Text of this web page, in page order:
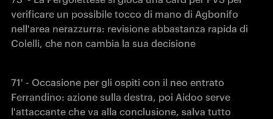
verificare un possibile tocco di mano di Agbonifo
nell'area nerazzurra: revisione abbastanza rapida di
Colelli, che non cambia la sua decisione
71' - Occasione per gli ospiti con il neo entrato
Ferrandino: azione sulla destra, poi Aidoo serve
l'attaccante che va alla conclusione, salva tutto